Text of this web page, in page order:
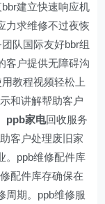
建立快速响应机
力求维修不过夜恢
队国际友好bbr组
客户提供无障碍沟
教程视频轻松上
和讲解帮助客户
ppb家电回收服务
客户处理废旧家
。ppb维修配件库
配件库存确保在
周期。ppb维修服